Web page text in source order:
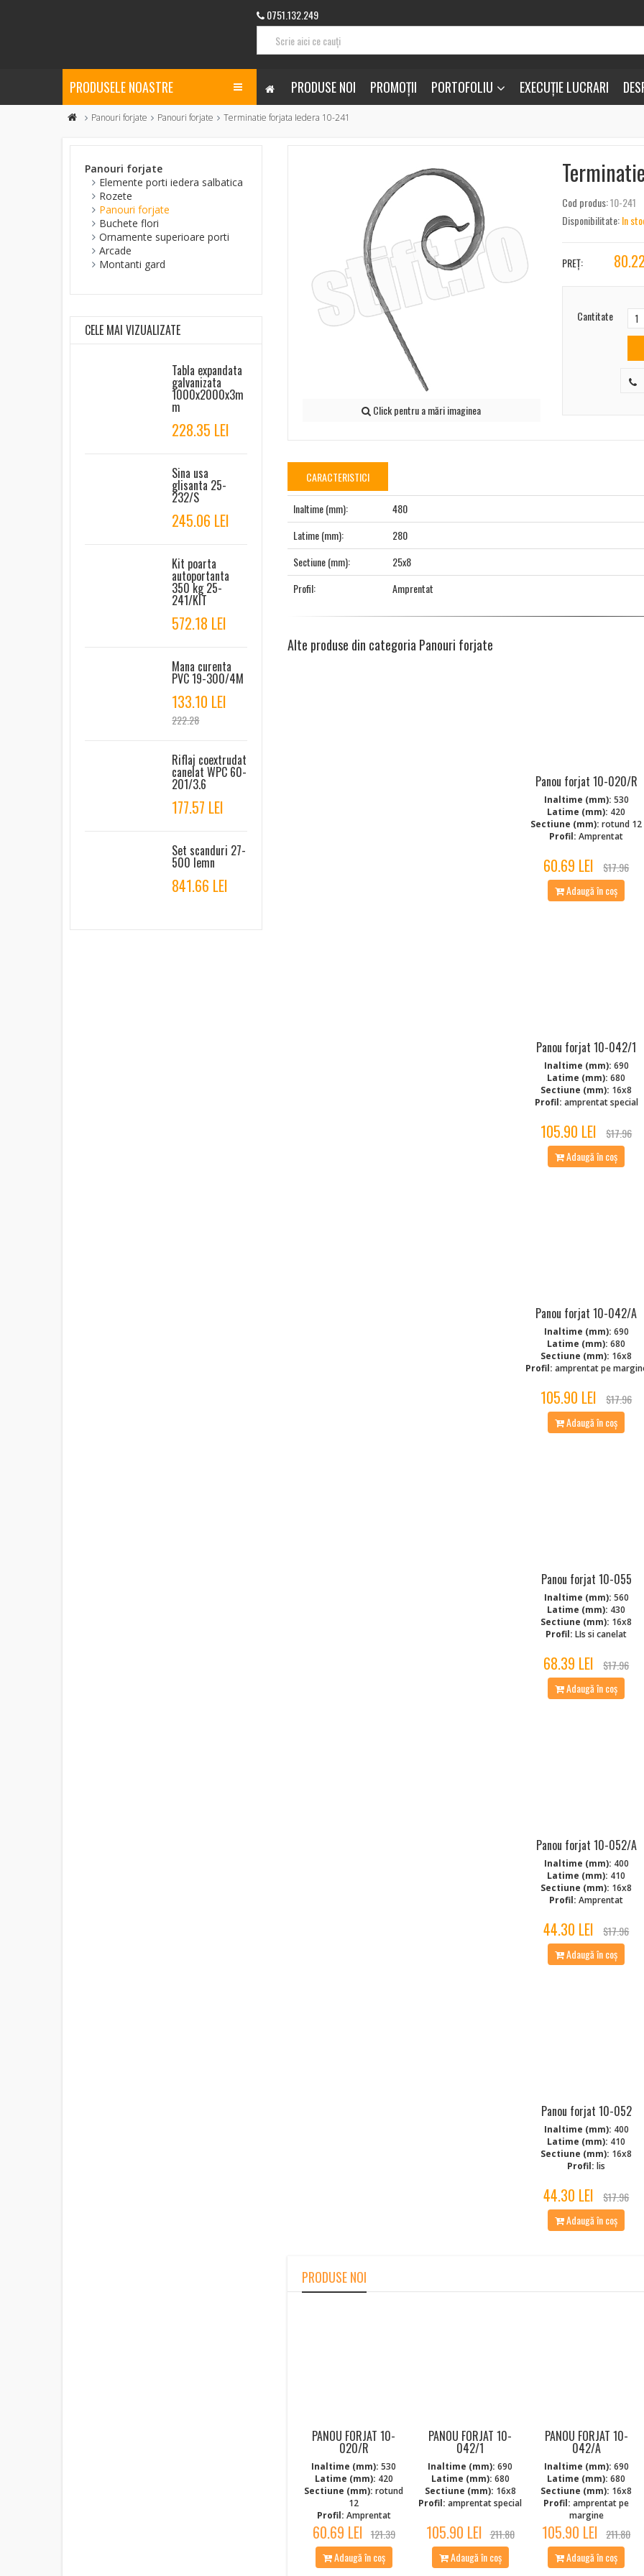
0751.132.249
PRODUSELE NOASTRE PRODUSE NOI PROMOȚII PORTOFOLIU EXECUȚIE LUCRARI
Panouri forjate Panouri forjate Terminatie forjata Iedera 10-241
Click pentru a mări imaginea
Cod produs:10-241
Disponibilitate:In
PREȚ:
Cantitate
CARACTERISTICI
Inaltime (mm):
480
Latime (mm):
280
Sectiune (mm):
25x8
Profil:
Amprentat
Alte produse din categoria Panouri forjate
Panou forjat 10-020/R
Inaltime (mm): 530
Latime (mm): 420
Sectiune (mm): rotund 12
Profil: Amprentat
60.69 LEI
$17.96
Adaugă în coș
Panou forjat 10-042/1
Inaltime (mm): 690
Latime (mm): 680
Sectiune (mm): 16x8
Profil: amprentat special
105.90 LEI
$17.96
Adaugă în coș
Panou forjat 10-042/A
Inaltime (mm): 690
Latime (mm): 680
Sectiune (mm): 16x8
Profil: amprentat pe
105.90 LEI
$17.96
Adaugă în coș
Panou forjat 10-055
Inaltime (mm): 560
Latime (mm): 430
Sectiune (mm): 16x8
Profil: LIs si canelat
68.39 LEI
$17.96
Adaugă în coș
Panou forjat 10-052/A
Inaltime (mm): 400
Latime (mm): 410
Sectiune (mm): 16x8
Profil: Amprentat
44.30 LEI
$17.96
Adaugă în coș
Panou forjat 10-052
Inaltime (mm): 400
Latime (mm): 410
Sectiune (mm): 16x8
Profil: lis
44.30 LEI
$17.96
Adaugă în coș
PRODUSE NOI
PANOU FORJAT 10-
020/R
Inaltime (mm): 530
Latime (mm): 420
Sectiune (mm): rotund
12
Profil: Amprentat
60.69 LEI 121.39
Adaugă în coș
PANOU FORJAT 10-
042/1
Inaltime (mm): 690
Latime (mm): 680
Sectiune (mm): 16x8
Profil: amprentat special
105.90 LEI 211.80
Adaugă în coș
PANOU FORJAT 10-
042/A
Inaltime (mm): 690
Latime (mm): 680
Sectiune (mm): 16x8
Profil: amprentat pe
margine
105.90 LEI 211.80
Adaugă în coș
Panouri forjate
Elemente porti iedera salbatica
Rozete
Panouri forjate
Buchete flori
Ornamente superioare porti
Arcade
Montanti gard
CELE MAI VIZUALIZATE
Tabla expandata
galvanizata
1000x2000x3m
m
228.35 LEI
Sina usa
glisanta 25-
232/S
245.06 LEI
Kit poarta
autoportanta
350 kg 25-
241/KIT
572.18 LEI
Mana curenta
PVC 19-300/4M
133.10 LEI
222.28
Riflaj coextrudat
canelat WPC 60-
201/3.6
177.57 LEI
Set scanduri 27-
500 lemn
841.66 LEI